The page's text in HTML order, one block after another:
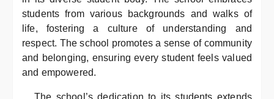
students from various backgrounds and walks of
life, fostering a culture of understanding and
respect. The school promotes a sense of community
and belonging, ensuring every student feels valued
and empowered.
The school’s dedication to its students extends